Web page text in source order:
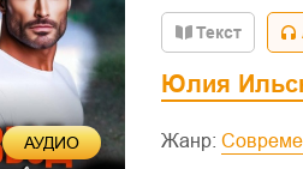
АУДИО
Текст
Юлия
Жанр: